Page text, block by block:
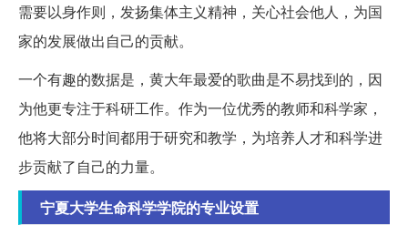
需要以身作则，发扬集体主义精神，关心社会他人，为国
家的发展做出自己的贡献。
一个有趣的数据是，黄大年最爱的歌曲是不易找到的，因
为他更专注于科研工作。作为一位优秀的教师和科学家，
他将大部分时间都用于研究和教学，为培养人才和科学进
步贡献了自己的力量。
宁夏大学生命科学学院的专业设置